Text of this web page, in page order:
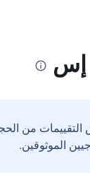
إس
من